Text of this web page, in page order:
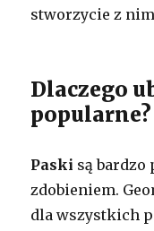
stworzycie z
Dlaczego
popularne?
Paski są
zdobieniem.
dla wszystkich